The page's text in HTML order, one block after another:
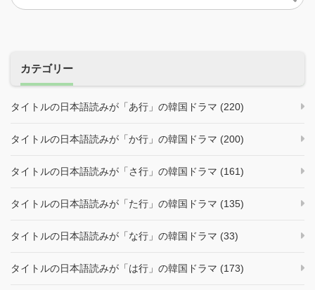
カテゴリー
タイトルの日本語読みが「あ行」の韓国ドラマ (220)
タイトルの日本語読みが「か行」の韓国ドラマ (200)
タイトルの日本語読みが「さ行」の韓国ドラマ (161)
タイトルの日本語読みが「た行」の韓国ドラマ (135)
タイトルの日本語読みが「な行」の韓国ドラマ (33)
タイトルの日本語読みが「は行」の韓国ドラマ (173)